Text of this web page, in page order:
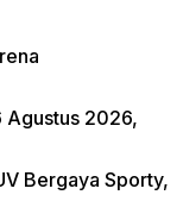
Agustus 2026,
Bergaya Sporty,